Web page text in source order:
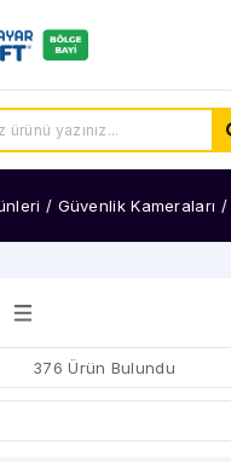
/ Güvenlik Kameraları /
376 Ürün Bulundu